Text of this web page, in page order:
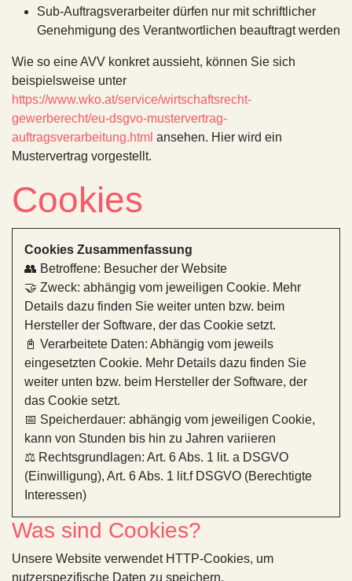
Sub-Auftragsverarbeiter dürfen nur mit schriftlicher
Genehmigung des Verantwortlichen beauftragt werden
Wie so eine AVV konkret aussieht, können Sie sich
beispielsweise unter
https://www.wko.at/service/wirtschaftsrecht-
gewerberecht/eu-dsgvo-mustervertrag-
auftragsverarbeitung.html ansehen. Hier wird ein
Mustervertrag vorgestellt.
Cookies
Cookies Zusammenfassung
👥 Betroffene: Besucher der Website
🤝 Zweck: abhängig vom jeweiligen Cookie. Mehr
Details dazu finden Sie weiter unten bzw. beim
Hersteller der Software, der das Cookie setzt.
📓 Verarbeitete Daten: Abhängig vom jeweils
eingesetzten Cookie. Mehr Details dazu finden Sie
weiter unten bzw. beim Hersteller der Software, der
das Cookie setzt.
📅 Speicherdauer: abhängig vom jeweiligen Cookie,
kann von Stunden bis hin zu Jahren variieren
⚖️ Rechtsgrundlagen: Art. 6 Abs. 1 lit. a DSGVO
(Einwilligung), Art. 6 Abs. 1 lit.f DSGVO (Berechtigte
Interessen)
Was sind Cookies?
Unsere Website verwendet HTTP-Cookies, um
nutzerspezifische Daten zu speichern.